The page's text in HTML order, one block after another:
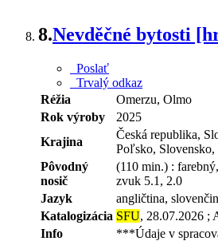
8.Nevděčné bytosti
Poslať
Trvalý odkaz
Réžia
Omerzu, Olmo
Rok výroby
2025
Krajina
Česká republika,
Poľsko, Slovensko,
Pôvodný
nosič
(110 min.) :
zvuk 5.1, 2.0
Jazyk
angličtina,
Katalogizácia SFU, 28.07.2026 ;
Info
***Údaje v